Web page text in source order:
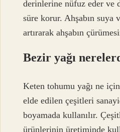
derinlerine nüfuz eder ve
süre korur. Ahşabın suya
artırarak ahşabın
Bezir yağı
Keten tohumu yağı ne
elde edilen çeşitleri
boyamada kullanılır.
ürünlerinin üretiminde